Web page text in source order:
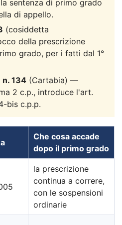
sentenza di primo grado
di appello.
(cosiddetta
della prescrizione
grado, per i fatti dal 1°
n. 134 (Cartabia) —
2 c.p., introduce l'art.
bis c.p.p.
Che cosa accade
dopo il primo grado
la prescrizione
continua a correre,
con le sospensioni
ordinarie